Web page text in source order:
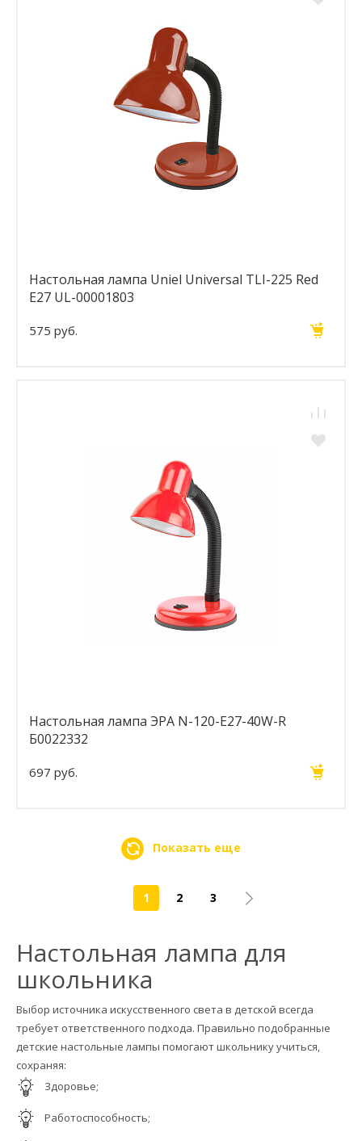
Настольная лампа Uniel Universal TLI-225 Red
E27 UL-00001803
575 руб.
Настольная лампа ЭРА N-120-E27-40W-R
Б0022332
697 руб.
Показать еще
1 2 3
Настольная лампа для
школьника
Выбор источника искусственного света в детской всегда
требует ответственного подхода. Правильно подобранные
детские настольные лампы помогают школьнику учиться,
сохраняя:
Здоровье;
Работоспособность;